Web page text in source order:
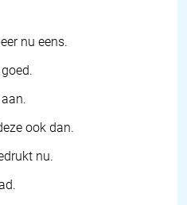
nu eens.
ook dan.
nu.